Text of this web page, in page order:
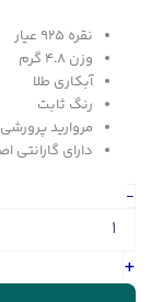
نقره 925 عیار
وزن 4.8 گرم
آبکاری طلا
رنگ ثابت
مروارید پرورشی
دارای گارانتی
-
نقره
زنانه
مروارید
پرورشی+